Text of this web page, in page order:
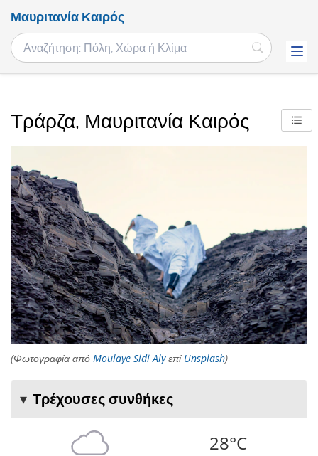
Μαυριτανία Καιρός
Τράρζα, Μαυριτανία Καιρός
(Φωτογραφία από Moulaye Sidi Alyεπί Unsplash)
Τρέχουσες συνθήκες
28°C